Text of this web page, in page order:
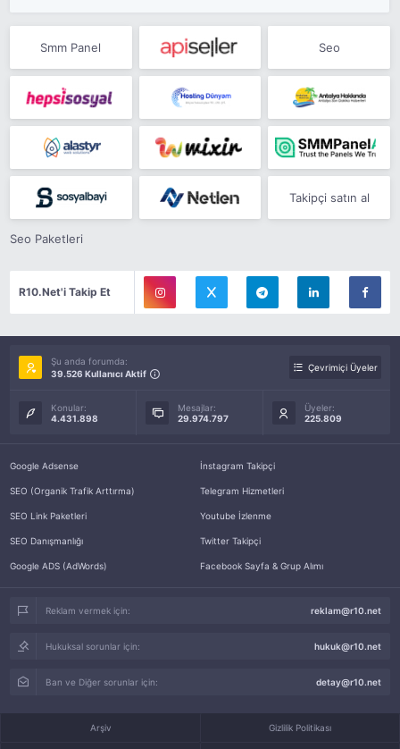
Smm Panel Seo
Takipçi satın al
Seo Paketleri
R10.Net'i Takip Et
Şu anda forumda:
39.526 Kullanıcı Aktif
Çevrimiçi Üyeler
Konular:
4.431.898
Mesajlar:
29.974.797
Üyeler:
225.809
Google Adsense
SEO (Organik Trafik Arttırma)
SEO Link Paketleri
SEO Danışmanlığı
Google ADS (AdWords)
İnstagram Takipçi
Telegram Hizmetleri
Youtube İzlenme
Twitter Takipçi
Facebook Sayfa & Grup Alımı
Reklam vermek için: reklam@r10.net
Hukuksal sorunlar için: hukuk@r10.net
Ban ve Diğer sorunlar için: detay@r10.net
Arşiv Gizlilik Politikası